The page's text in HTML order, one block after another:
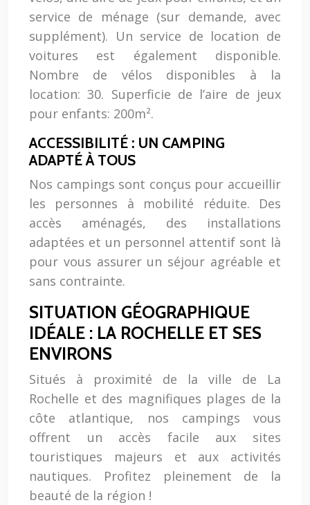
service de ménage (sur demande, avec
supplément). Un service de location de
voitures est également disponible.
Nombre de vélos disponibles à la
location: 30. Superficie de l’aire de jeux
pour enfants: 200m².
ACCESSIBILITÉ : UN CAMPING
ADAPTÉ À TOUS
Nos campings sont conçus pour accueillir
les personnes à mobilité réduite. Des
accès aménagés, des installations
adaptées et un personnel attentif sont là
pour vous assurer un séjour agréable et
sans contrainte.
SITUATION GÉOGRAPHIQUE
IDÉALE : LA ROCHELLE ET SES
ENVIRONS
Situés à proximité de la ville de La
Rochelle et des magnifiques plages de la
côte atlantique, nos campings vous
offrent un accès facile aux sites
touristiques majeurs et aux activités
nautiques. Profitez pleinement de la
beauté de la région !